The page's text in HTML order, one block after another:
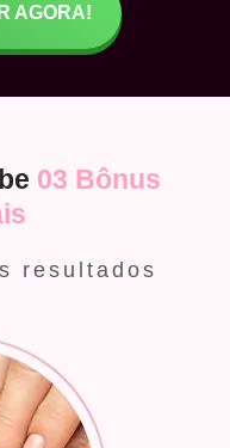
AGORA!
03 Bônus
resultados